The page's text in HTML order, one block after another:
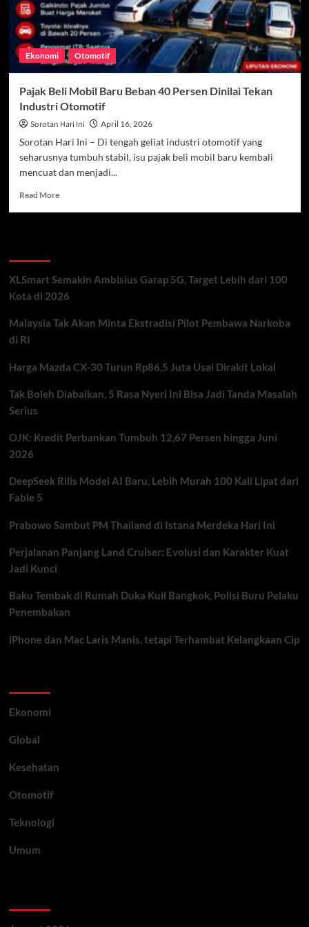
Ekonomi Otomotif
Pajak Beli Mobil Baru Beban 40 Persen Dinilai Tekan
Industri Otomotif
Sorotan Hari Ini April 16, 2026
Sorotan Hari Ini – Di tengah geliat industri otomotif yang
seharusnya tumbuh stabil, isu pajak beli mobil baru kembali
mencuat dan menjadi...
Read MoreRead
Beban
40
Dinilai
Otomotif
XLSmart Semakin Ambisius Garap 5G, Target Lebih dari 100
Kota di 2026
Malaysia Tak Akan Minta Ekstradisi Pilot Pembawa Narkoba
di RI
Harga Mazda CX-30 Turun Rp86,5 Juta Usai Dirakit Lokal
Tak Boleh Diabaikan, 5 Rasa Nyeri Ini Bisa Jadi Tanda Masalah
Serius
OJK: Kredit Perbankan Tumbuh 12,67 Persen hingga Juni
2026
DeepSeek Rilis Model AI Baru, Lebih Murah 100 Kali Lipat dari
Fable 5
Prabowo Sambut PM Thailand di Istana Merdeka Hari Ini
Perjalanan Panjang Land Cruiser: Evolusi dan Karakter Kuat
Jadi Kunci
Baku Tembak di Rumah Duka Kuil Bangkok, Polisi Buru Pelaku
Penembakan
iPhone dan Mac Laris Manis, tetapi Terhambat Kelangkaan Cip
Ekonomi
Global
Kesehatan
Otomotif
Teknologi
Umum